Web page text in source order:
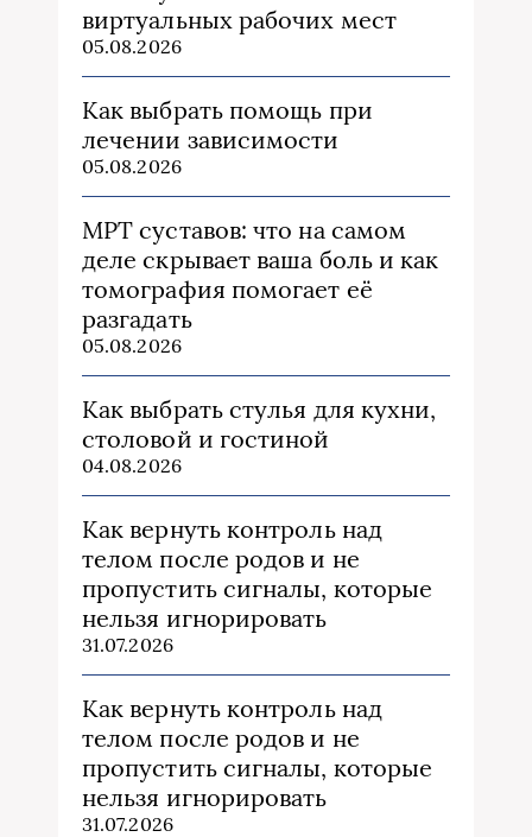
виртуальных рабочих мест
05.08.2026
Как выбрать помощь при
лечении зависимости
05.08.2026
МРТ суставов: что на самом
деле скрывает ваша боль и как
томография помогает её
разгадать
05.08.2026
Как выбрать стулья для кухни,
столовой и гостиной
04.08.2026
Как вернуть контроль над
телом после родов и не
пропустить сигналы, которые
нельзя игнорировать
31.07.2026
Как вернуть контроль над
телом после родов и не
пропустить сигналы, которые
нельзя игнорировать
31.07.2026